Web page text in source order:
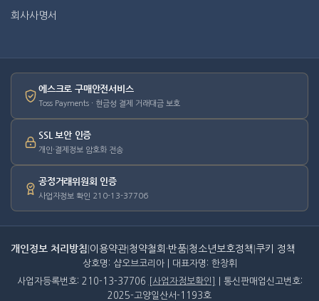
회사사명서
에스크로 구매안전서비스
Toss Payments · 현금성 결제 거래대금 보호
SSL 보안 인증
개인·결제정보 암호화 전송
공정거래위원회 인증
사업자정보 확인 210-13-37706
개인정보 처리방침 이용약관 청약철회·반품 청소년보호정책 쿠키 정책
상호명: 샵오브코리아 | 대표자명: 한창휘
사업자등록번호: 210-13-37706
[사업자정보확인]
| 통신판매업신고번호:
2025-고양일산서-1193호